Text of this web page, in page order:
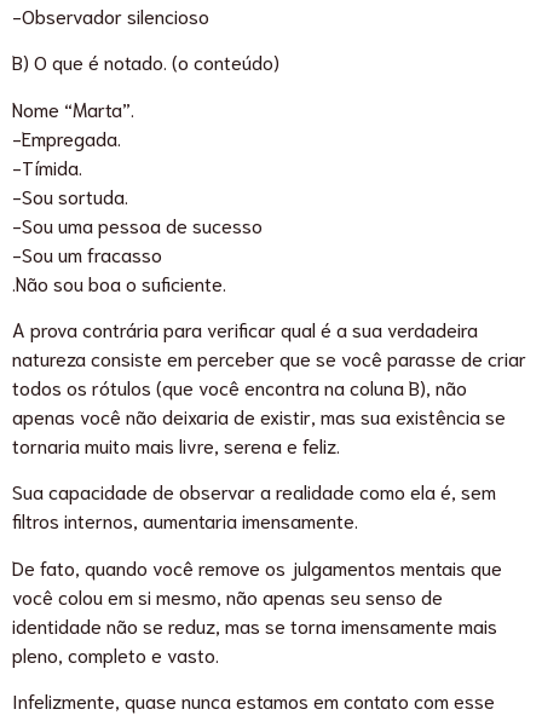
-Observador silencioso
B) O que é notado. (o conteúdo)
Nome “Marta”.
-Empregada.
-Tímida.
-Sou sortuda.
-Sou uma pessoa de sucesso
-Sou um fracasso
.Não sou boa o suficiente.
A prova contrária para verificar qual é a sua verdadeira
natureza consiste em perceber que se você parasse de criar
todos os rótulos (que você encontra na coluna B), não
apenas você não deixaria de existir, mas sua existência se
tornaria muito mais livre, serena e feliz.
Sua capacidade de observar a realidade como ela é, sem
filtros internos, aumentaria imensamente.
De fato, quando você remove os julgamentos mentais que
você colou em si mesmo, não apenas seu senso de
identidade não se reduz, mas se torna imensamente mais
pleno, completo e vasto.
Infelizmente, quase nunca estamos em contato com esse